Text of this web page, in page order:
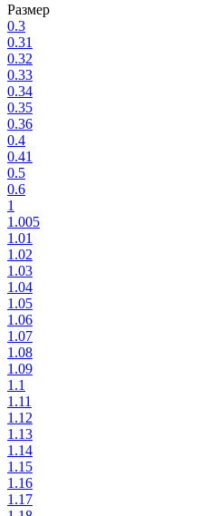
Размер
0.3
0.31
0.32
0.33
0.34
0.35
0.36
0.4
0.41
0.5
0.6
1
1.005
1.01
1.02
1.03
1.04
1.05
1.06
1.07
1.08
1.09
1.1
1.11
1.12
1.13
1.14
1.15
1.16
1.17